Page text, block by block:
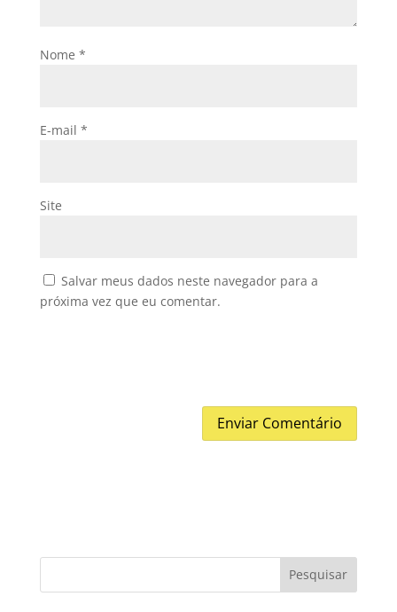
Nome *
E-mail *
Site
Salvar meus dados neste navegador para a
próxima vez que eu comentar.